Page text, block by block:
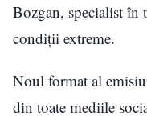
Bozgan, specialist în
condiții extreme.
Noul format al
din toate mediile